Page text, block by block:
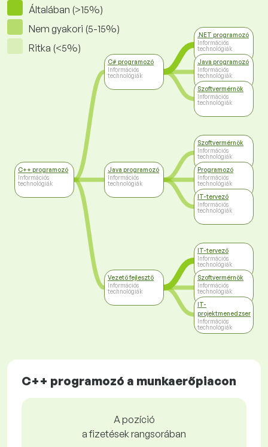
Általában (>15%)
Nem gyakori (5-15%)
Ritka (<5%)
C++ programozó
Információs
technológiák
C# programozó
Információs
technológiák
Java programozó
Információs
technológiák
Vezető fejlesztő
Információs
technológiák
.NET programozó
Információs
technológiák
Java programozó
Információs
technológiák
Szoftvermérnök
Információs
technológiák
Szoftvermérnök
Információs
technológiák
Programozó
Információs
technológiák
IT-tervező
Információs
technológiák
IT-tervező
Információs
technológiák
Szoftvermérnök
Információs
technológiák
IT-
projektmenedzser
Információs
technológiák
C++ programozó a munkaerőpiacon
A pozíció
a fizetések rangsorában